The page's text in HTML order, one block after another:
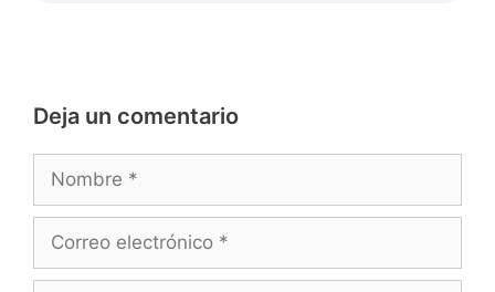
Deja un comentario
electrónico